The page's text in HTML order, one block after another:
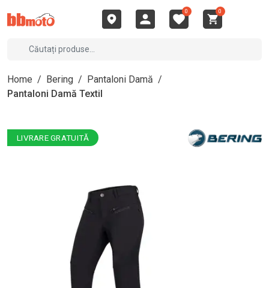
0 0
Home / Bering / Pantaloni Damă /
Pantaloni Damă Textil
LIVRARE GRATUITĂ